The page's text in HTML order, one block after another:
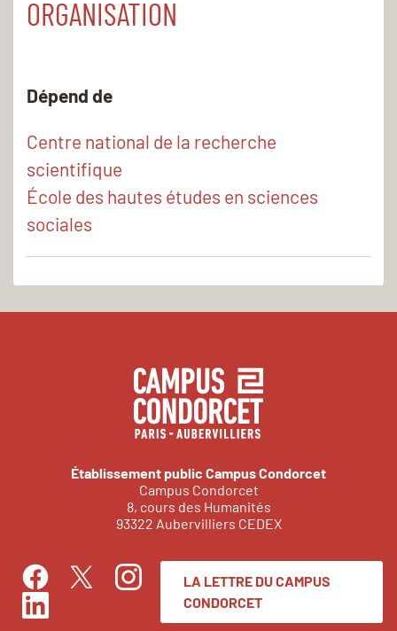
ORGANISATION
Dépend de
Centre national de la recherche
scientifique
École des hautes études en sciences
sociales
Établissement public Campus Condorcet
Campus Condorcet
8, cours des Humanités
93322 Aubervilliers CEDEX
FacebookTwitterInstagram
LinkedIn
LA LETTRE DU CAMPUS
CONDORCET